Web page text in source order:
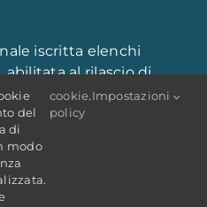
iscritta elenchi
, abilitata al rilascio di
qualificazione
del
di
modo
cookie
policy
.Impostazioni